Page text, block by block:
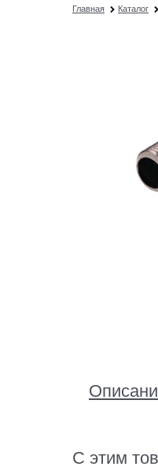
Главная Каталог
С этим